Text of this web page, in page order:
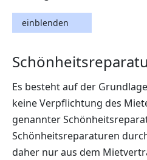
einblenden
Es besteht auf der
keine Verpflichtung des
genannter
Schönheitsreparaturen
daher nur aus dem